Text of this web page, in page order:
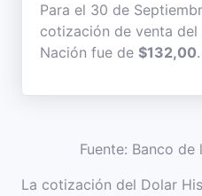
Para el 30 de
cotización de venta del
Nación fue de $132,00.
Fuente: Banco
La cotización del Dolar